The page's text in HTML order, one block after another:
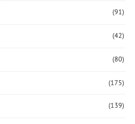
(91)
(42)
(80)
(175)
(139)